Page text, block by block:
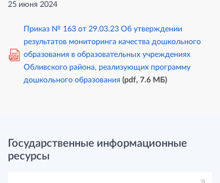
25 июня 2024
PDF
Приказ № 163 от 29.03.23 Об утверждении
результатов мониторинга качества дошкольного
образования в образовательных учреждениях
Обливского района, реализующих программу
дошкольного образования (pdf, 7.6 MБ)
Государственные информационные
ресурсы